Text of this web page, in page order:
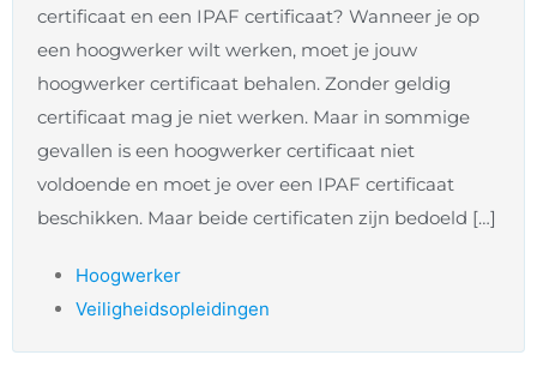
certificaat en een IPAF certificaat? Wanneer je op
een hoogwerker wilt werken, moet je jouw
hoogwerker certificaat behalen. Zonder geldig
certificaat mag je niet werken. Maar in sommige
gevallen is een hoogwerker certificaat niet
voldoende en moet je over een IPAF certificaat
beschikken. Maar beide certificaten zijn bedoeld […]
Hoogwerker
Veiligheidsopleidingen